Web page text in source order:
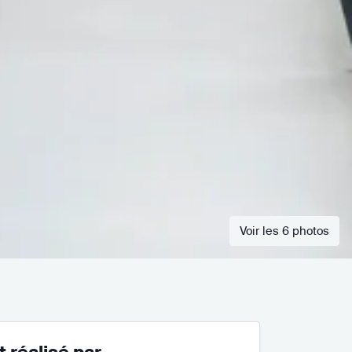
Voir les 6 photos